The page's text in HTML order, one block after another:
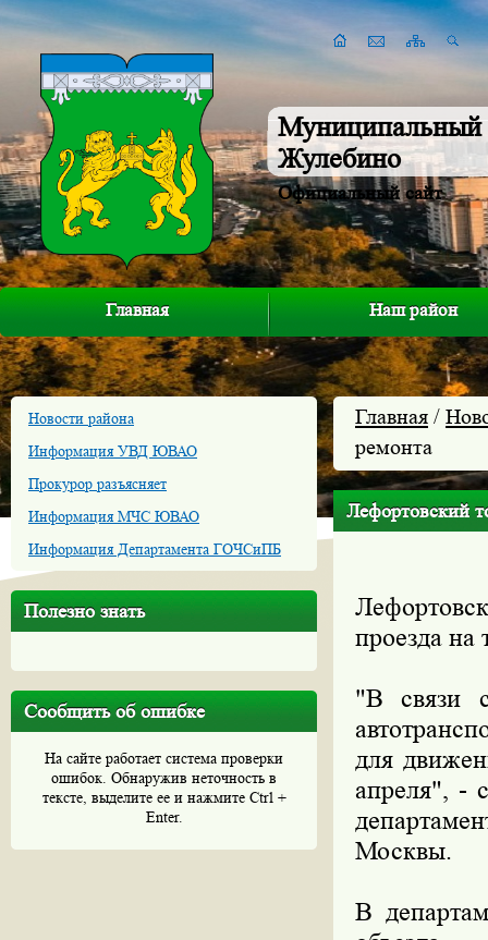
Муниципальный
Жулебино
Официальный сайт
Главная Наш район
Новости района
Информация УВД ЮВАО
Прокурор разъясняет
Информация МЧС ЮВАО
Информация Департамента ГОЧСиПБ
Полезно знать
Сообщить об ошибке
На сайте работает система проверки
ошибок. Обнаружив неточность в
тексте, выделите ее и нажмите Ctrl +
Enter.
Главная /
ремонта
Лефортовский
проезда на
"В связи
для
апреля", -
Москвы.
В